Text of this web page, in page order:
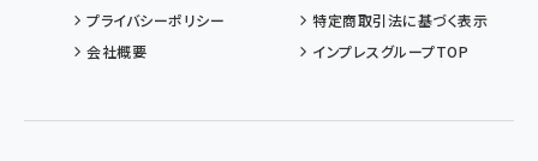
プライバシーポリシー
特定商取引法に基づく表示
会社概要
インプレスグループTOP